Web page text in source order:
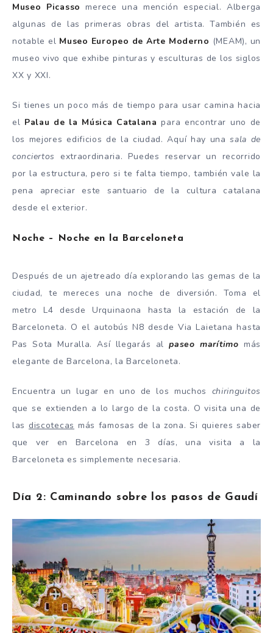
Museo Picasso merece una mención especial. Alberga
algunas de las primeras obras del artista. También es
notable el Museo Europeo de Arte Moderno (MEAM), un
museo vivo que exhibe pinturas y esculturas de los siglos
XX y XXI.
Si tienes un poco más de tiempo para usar camina hacia
el Palau de la Música Catalana para encontrar uno de
los mejores edificios de la ciudad. Aquí hay unasala de
conciertos
extraordinaria. Puedes reservar un recorrido
por la estructura, pero si te falta tiempo, también vale la
pena apreciar este santuario de la cultura catalana
desde el exterior.
Noche – Noche en la Barceloneta
Después de un ajetreado día explorando las gemas de la
ciudad, te mereces una noche de diversión. Toma el
metro L4 desde Urquinaona hasta la estación de la
Barceloneta. O el autobús N8 desde Via Laietana hasta
Pas Sota Muralla. Así llegarás alpaseo marítimo más
elegante de Barcelona, la Barceloneta.
Encuentra un lugar en uno de los muchos chiringuitos
que se extienden a lo largo de la costa. O visita una de
las discotecas más famosas de la zona. Si quieres saber
que ver en Barcelona en 3 días, una visita a la
Barceloneta es simplemente necesaria.
Día 2: Caminando sobre los pasos de Gaudí